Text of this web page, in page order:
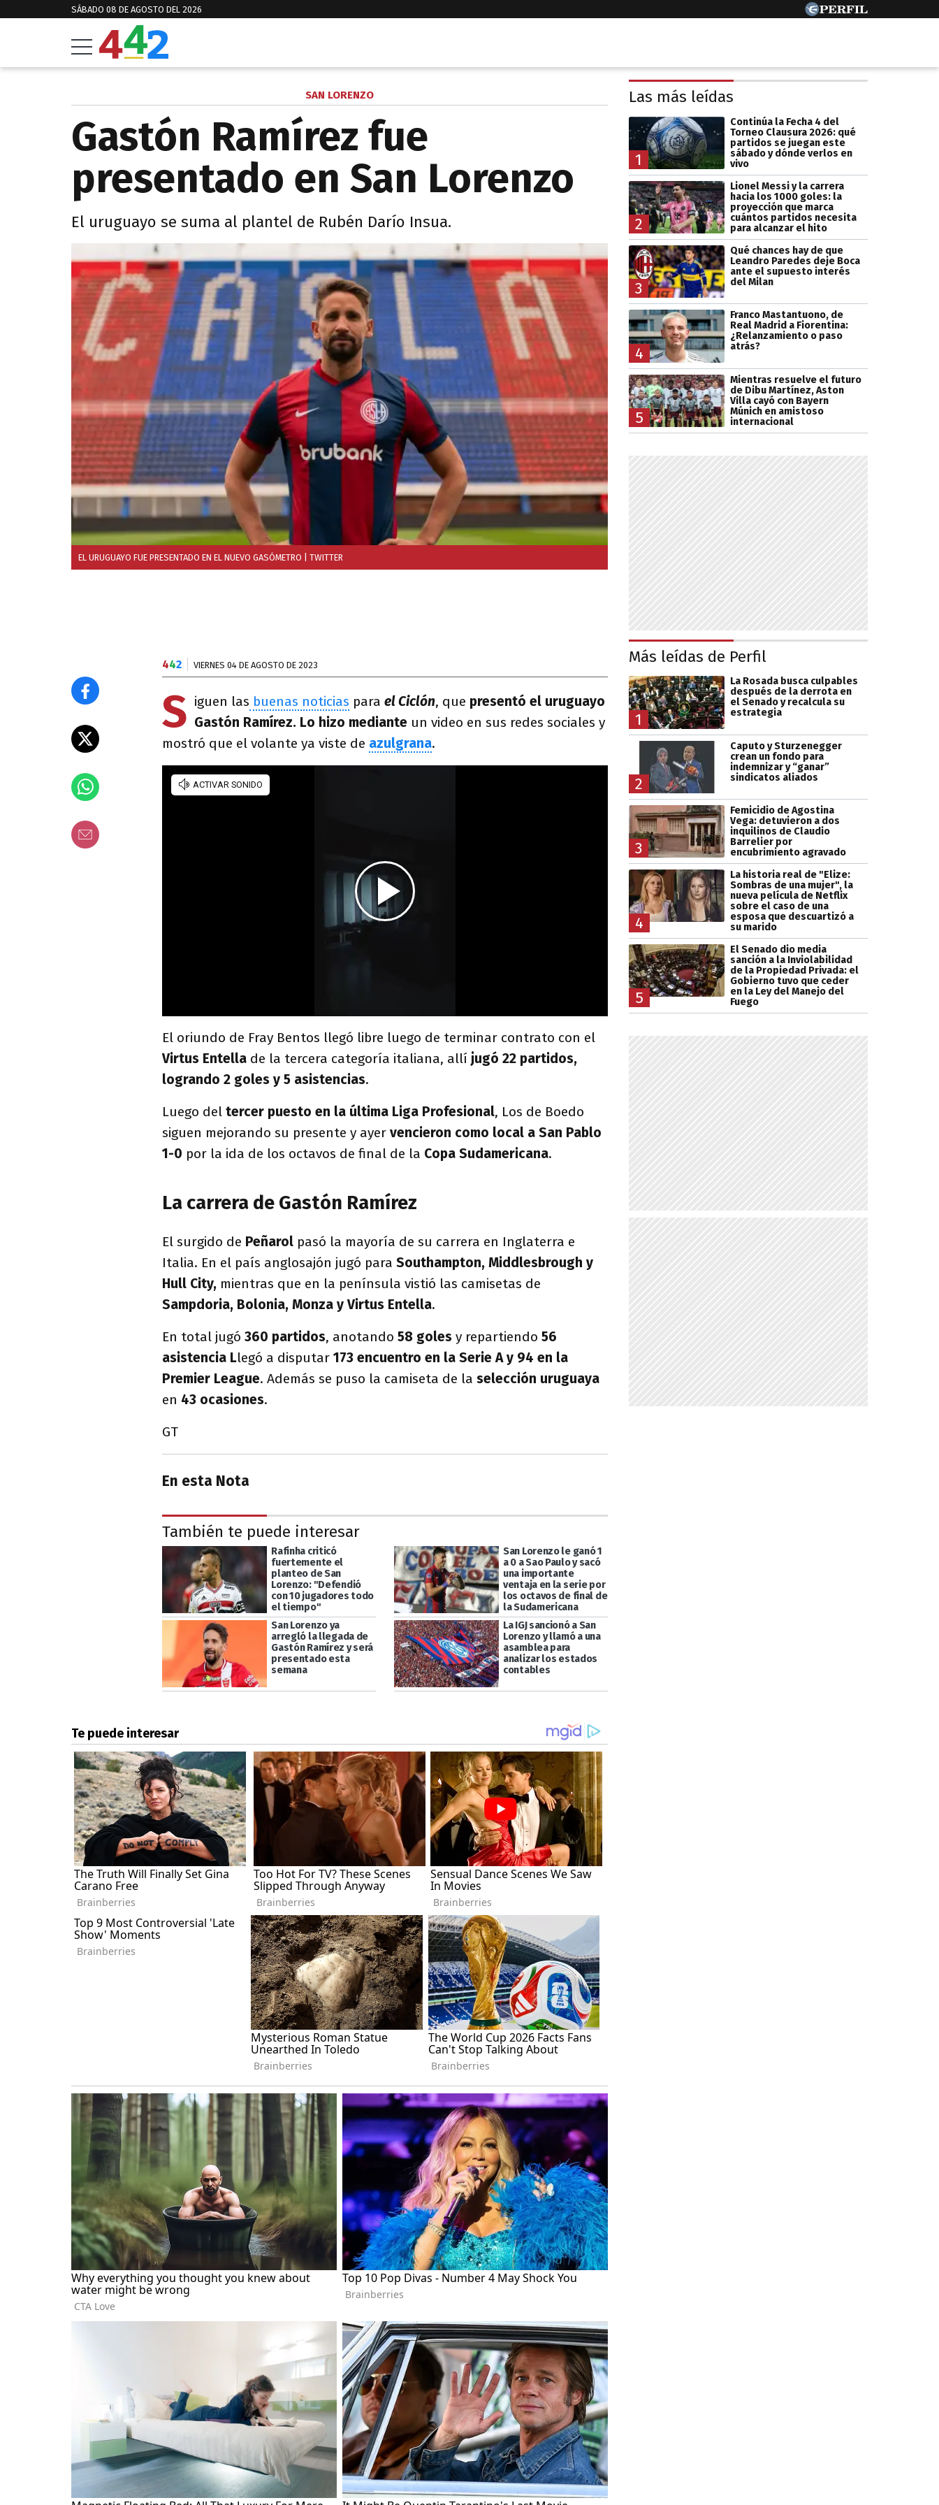
SÁBADO 08 DE AGOSTO DEL 2026
SAN LORENZO
Gastón Ramírez fue
presentado en San Lorenzo
El uruguayo se suma al plantel de Rubén Darío Insua.
EL URUGUAYO FUE PRESENTADO EN EL NUEVO GASÓMETRO | TWITTER
442 VIERNES 04 DE AGOSTO DE 2023
S iguen las buenas noticias para el Ciclón, que presentó el uruguayo
Gastón Ramírez. Lo hizo mediante un video en sus redes sociales y
mostró que el volante ya viste de azulgrana.
El oriundo de Fray Bentos llegó libre luego de terminar contrato con el
Virtus Entella de la tercera categoría italiana, allí jugó 22 partidos,
logrando 2 goles y 5 asistencias.
Luego del tercer puesto en la última Liga Profesional, Los de Boedo
siguen mejorando su presente y ayer vencieron como local a San Pablo
1-0 por la ida de los octavos de final de la Copa Sudamericana.
La carrera de Gastón Ramírez
El surgido de Peñarol pasó la mayoría de su carrera en Inglaterra e
Italia. En el país anglosajón jugó para Southampton, Middlesbrough y
Hull City, mientras que en la península vistió las camisetas de
Sampdoria, Bolonia, Monza y Virtus Entella.
En total jugó 360 partidos, anotando 58 goles y repartiendo 56
asistencia Llegó a disputar 173 encuentro en la Serie A y 94 en la
Premier League. Además se puso la camiseta de la selección uruguaya
en 43 ocasiones.
GT
En esta Nota
También te puede interesar
Rafinha criticó
fuertemente el
planteo de San
Lorenzo: "Defendió
con 10 jugadores todo
el tiempo"
San Lorenzo le ganó 1
a 0 a Sao Paulo y sacó
una importante
ventaja en la serie por
los octavos de final de
la Sudamericana
San Lorenzo ya
arregló la llegada de
Gastón Ramírez y será
presentado esta
semana
La IGJ sancionó a San
Lorenzo y llamó a una
asamblea para
analizar los estados
contables
Las más leídas
1
Continúa la Fecha 4 del
Torneo Clausura 2026: qué
partidos se juegan este
sábado y dónde verlos en
vivo
2
Lionel Messi y la carrera
hacia los 1000 goles: la
proyección que marca
cuántos partidos necesita
para alcanzar el hito
3
Qué chances hay de que
Leandro Paredes deje Boca
ante el supuesto interés
del Milan
4
Franco Mastantuono, de
Real Madrid a Fiorentina:
¿Relanzamiento o paso
atrás?
5
Mientras resuelve el futuro
de Dibu Martínez, Aston
Villa cayó con Bayern
Múnich en amistoso
internacional
Más leídas de Perfil
1
La Rosada busca culpables
después de la derrota en
el Senado y recalcula su
estrategia
2
Caputo y Sturzenegger
crean un fondo para
indemnizar y “ganar”
sindicatos aliados
3
Femicidio de Agostina
Vega: detuvieron a dos
inquilinos de Claudio
Barrelier por
encubrimiento agravado
4
La historia real de "Elize:
Sombras de una mujer", la
nueva película de Netflix
sobre el caso de una
esposa que descuartizó a
su marido
5
El Senado dio media
sanción a la Inviolabilidad
de la Propiedad Privada: el
Gobierno tuvo que ceder
en la Ley del Manejo del
Fuego